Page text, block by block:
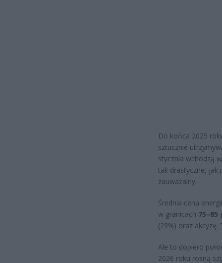
Do końca 2025
sztucznie
stycznia wchodzą
tak drastyczne, jak
zauważalny.
Średnia cena
w granicach
(23%) oraz
Ale to dopiero
2026 roku rosną